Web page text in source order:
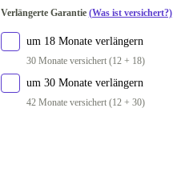
Verlängerte Garantie (Was ist versichert?)
um 18 Monate verlängern
30 Monate versichert (12 + 18)
um 30 Monate verlängern
42 Monate versichert (12 + 30)